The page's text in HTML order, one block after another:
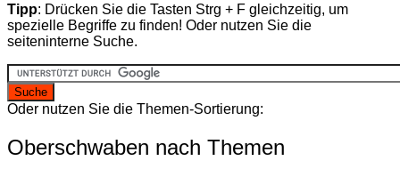
Tipp: Drücken Sie die Tasten Strg + F gleichzeitig, um
spezielle Begriffe zu finden! Oder nutzen Sie die
seiteninterne Suche.
Oder nutzen Sie die Themen-Sortierung:
Oberschwaben nach Themen